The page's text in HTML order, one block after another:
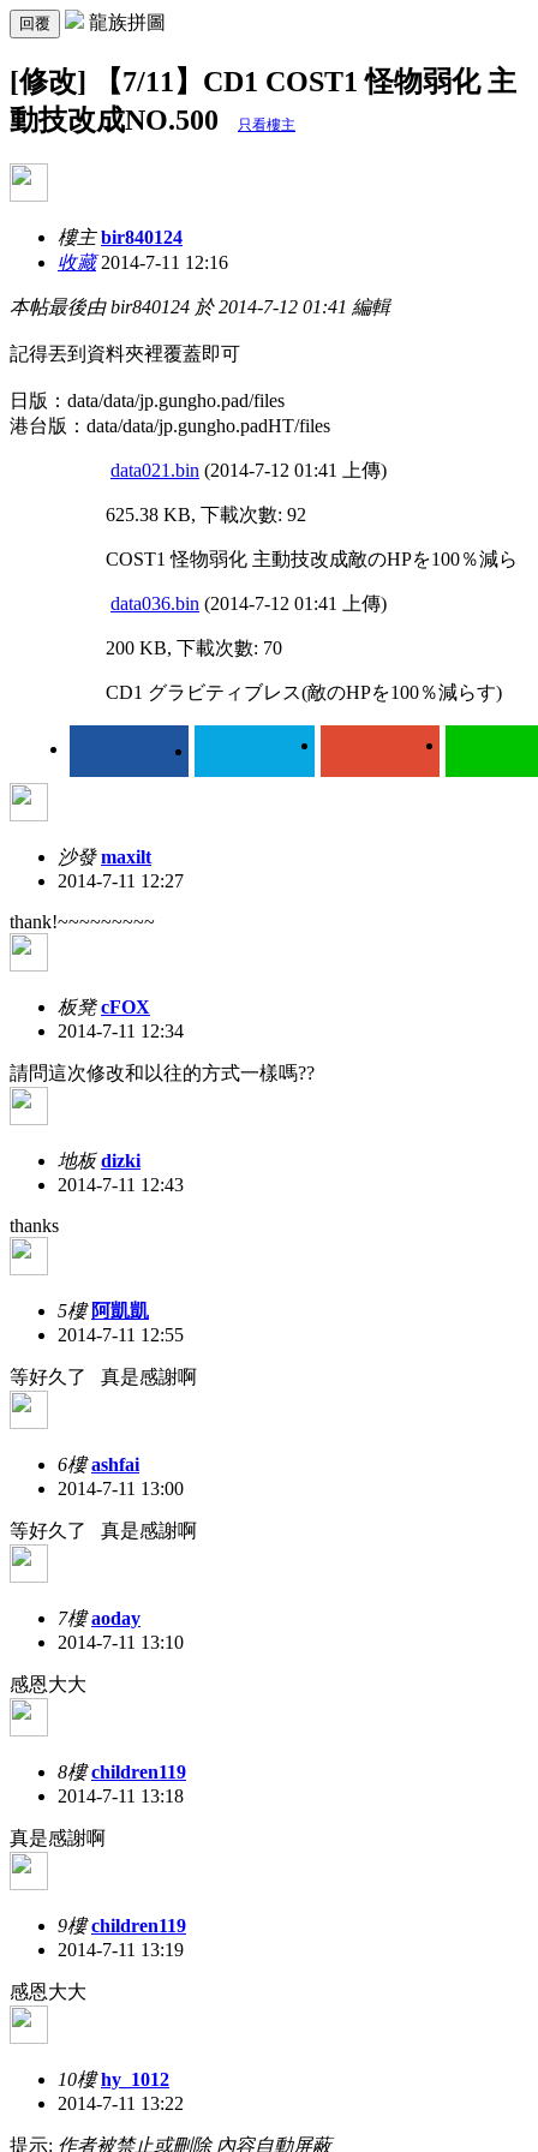
回覆 龍族拼圖
[修改] 【7/11】CD1 COST1 怪物弱化 主
動技改成NO.500
只看樓主
樓主 bir840124
收藏2014-7-11 12:16
本帖最後由 bir840124 於 2014-7-12 01:41 編輯
記得丟到資料夾裡覆蓋即可
日版：data/data/jp.gungho.pad/files
港台版：data/data/jp.gungho.padHT/files
data021.bin (2014-7-12 01:41 上傳)
625.38 KB, 下載次數: 92
COST1 怪物弱化 主動技改成敵のHPを100％減ら
data036.bin (2014-7-12 01:41 上傳)
200 KB, 下載次數: 70
CD1 グラビティブレス(敵のHPを100％減らす)
沙發 maxilt
2014-7-11 12:27
thank!~~~~~~~~~
板凳 cFOX
2014-7-11 12:34
請問這次修改和以往的方式一樣嗎??
地板 dizki
2014-7-11 12:43
thanks
5樓 阿凱凱
2014-7-11 12:55
等好久了 真是感謝啊
6樓 ashfai
2014-7-11 13:00
等好久了 真是感謝啊
7樓 aoday
2014-7-11 13:10
感恩大大
8樓 children119
2014-7-11 13:18
真是感謝啊
9樓 children119
2014-7-11 13:19
感恩大大
10樓 hy_1012
2014-7-11 13:22
提示: 作者被禁止或刪除 內容自動屏蔽